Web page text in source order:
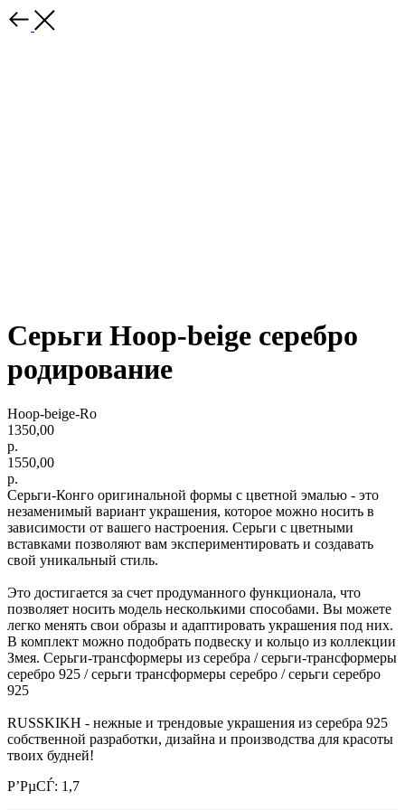
Серьги Hoop-beige серебро
родирование
Hoop-beige-Ro
1350,00
р.
1550,00
р.
Серьги-Конго оригинальной формы с цветной эмалью - это
незаменимый вариант украшения, которое можно носить в
зависимости от вашего настроения. Серьги с цветными
вставками позволяют вам экспериментировать и создавать
свой уникальный стиль.
Это достигается за счет продуманного функционала, что
позволяет носить модель несколькими способами. Вы можете
легко менять свои образы и адаптировать украшения под них.
В комплект можно подобрать подвеску и кольцо из коллекции
Змея. Серьги-трансформеры из серебра / серьги-трансформеры
серебро 925 / серьги трансформеры серебро / серьги серебро
925
RUSSKIKH - нежные и трендовые украшения из серебра 925
собственной разработки, дизайна и производства для красоты
твоих будней!
Р’РµСЃ: 1,7